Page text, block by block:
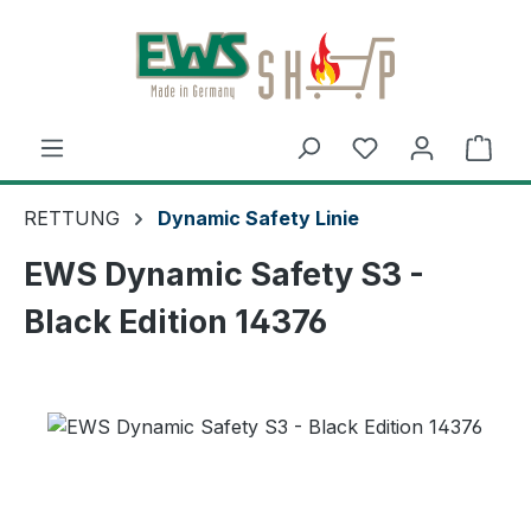
Zum Hauptinhalt springen
Du hast 0
RETTUNG Dynamic Safety Linie
EWS Dynamic Safety S3 -
Black Edition 14376